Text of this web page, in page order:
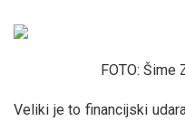
FOTO: Šime
Veliki je to financijski